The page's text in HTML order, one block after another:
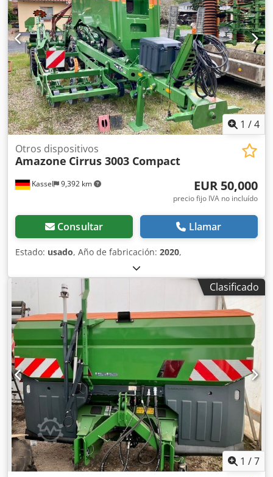
1 /4
Kassel 9,392 km
Otros dispositivos
Amazone Cirrus 3003 Compact
EUR 50,000
precio fijo IVA no incluído
Consultar Llamar
Estado: usado, Año de fabricación: 2020,
Clasificado
1 /7